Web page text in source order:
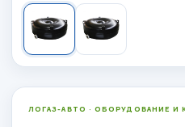
ЛОГАЗ-АВТО · ОБОРУДОВАНИЕ